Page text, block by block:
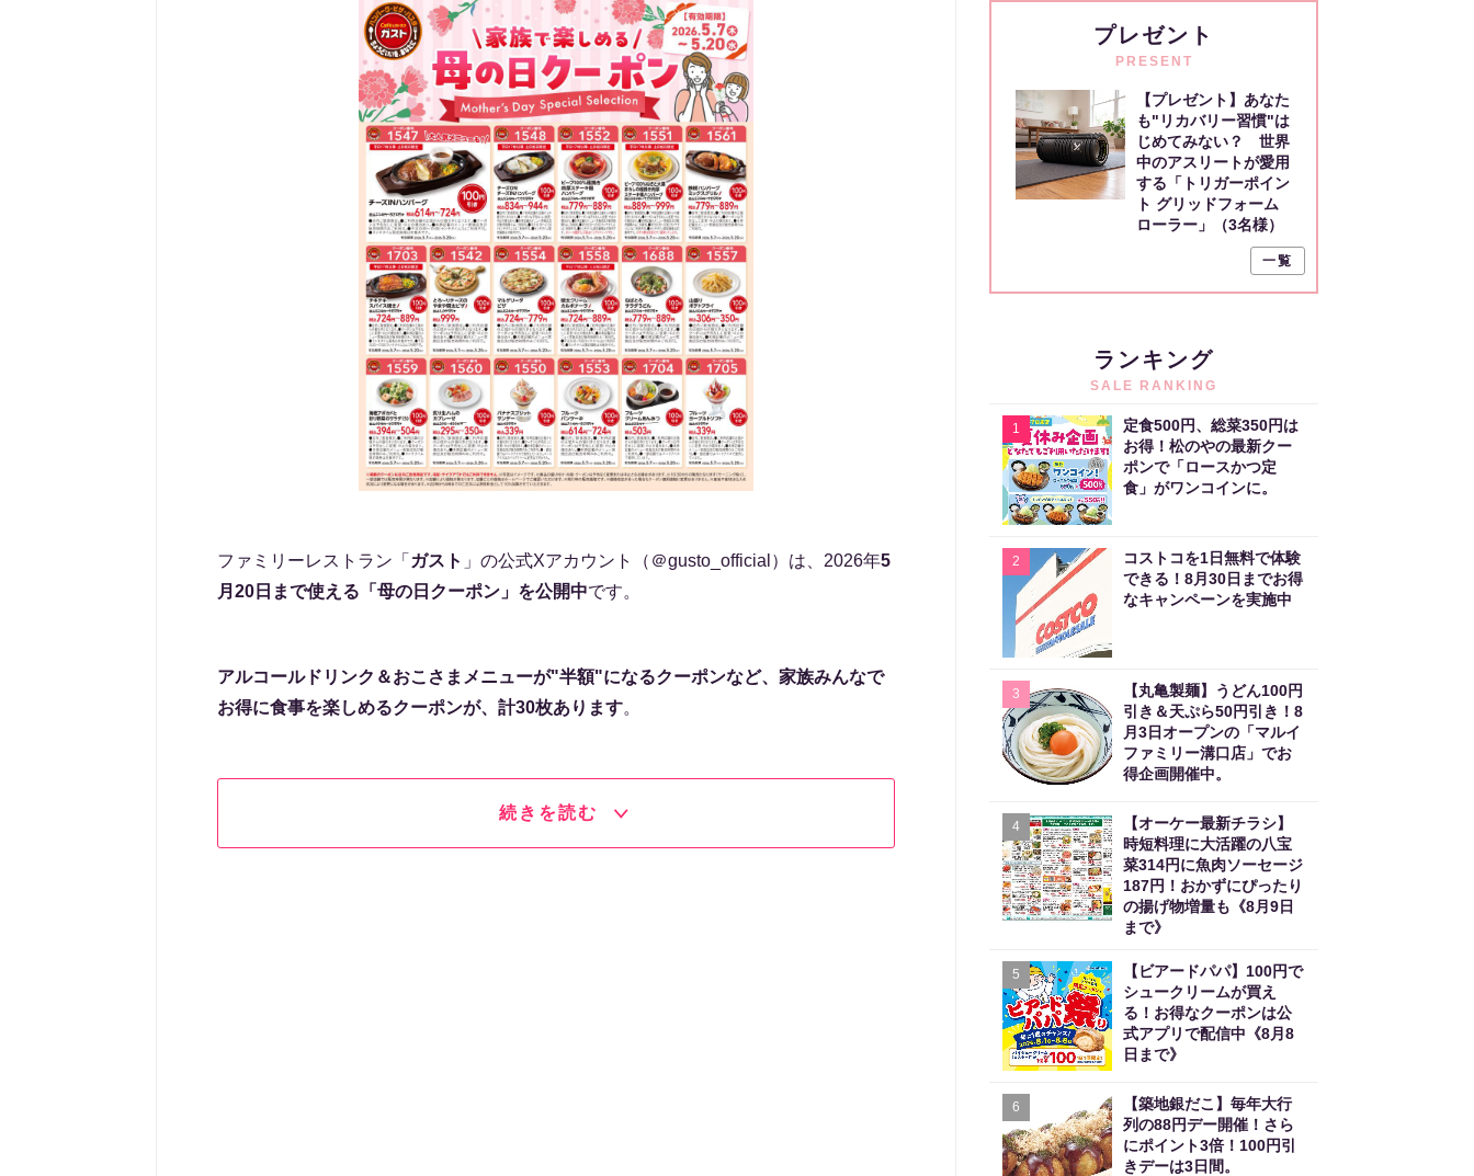
ファミリーレストラン「 ガスト 」の公式Xアカウント（＠gusto_official）は、2026年5
月20日まで使える「母の日クーポン」を公開中です。
アルコールドリンク＆おこさまメニューが"半額"になるクーポンなど、家族みんなで
お得に食事を楽しめるクーポンが、計30枚あります。
続きを読む
プレゼント
PRESENT
【プレゼント】あなた
も"リカバリー習慣"は
じめてみない？ 世界
中のアスリートが愛用
する「トリガーポイン
ト グリッドフォーム
ローラー」（3名様）
一覧
ランキング
SALE RANKING
1
定食500円、総菜350円は
お得！松のやの最新クー
ポンで「ロースかつ定
食」がワンコインに。
2
コストコを1日無料で体験
できる！8月30日までお得
なキャンペーンを実施中
3
【丸亀製麺】うどん100円
引き＆天ぷら50円引き！8
月3日オープンの「マルイ
ファミリー溝口店」でお
得企画開催中。
4
【オーケー最新チラシ】
時短料理に大活躍の八宝
菜314円に魚肉ソーセージ
187円！おかずにぴったり
の揚げ物増量も《8月9日
まで》
5
【ビアードパパ】100円で
シュークリームが買え
る！お得なクーポンは公
式アプリで配信中《8月8
日まで》
6
【築地銀だこ】毎年大行
列の88円デー開催！さら
にポイント3倍！100円引
きデーは3日間。